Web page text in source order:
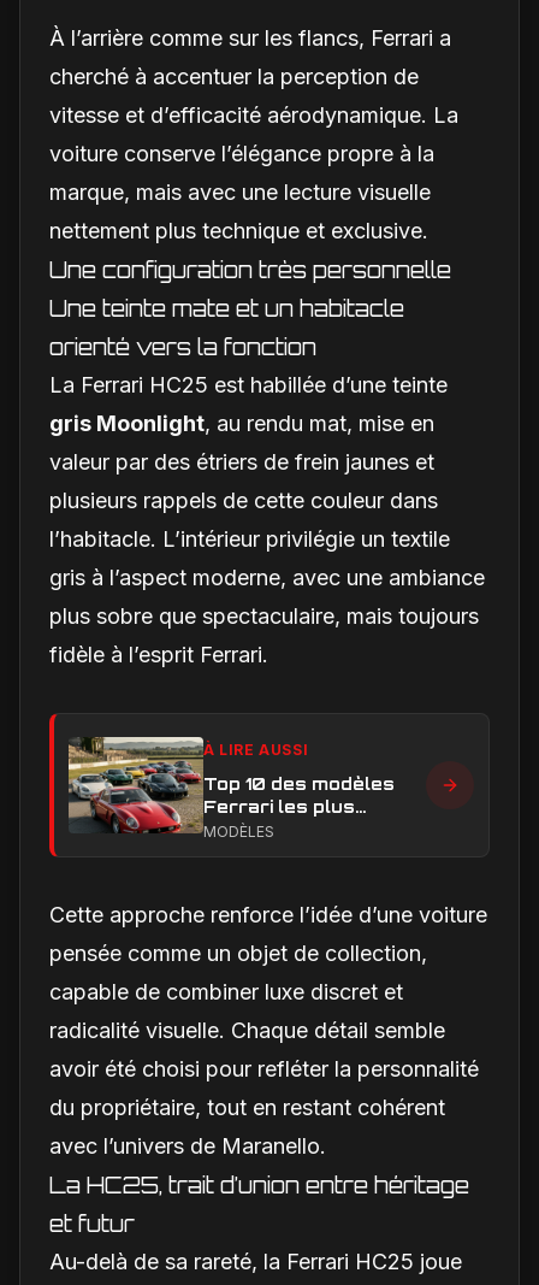
À l’arrière comme sur les flancs, Ferrari a
cherché à accentuer la perception de
vitesse et d’efficacité aérodynamique. La
voiture conserve l’élégance propre à la
marque, mais avec une lecture visuelle
nettement plus technique et exclusive.
Une configuration très personnelle
Une teinte mate et un habitacle
orienté vers la fonction
La Ferrari HC25 est habillée d’une teinte
gris Moonlight, au rendu mat, mise en
valeur par des étriers de frein jaunes et
plusieurs rappels de cette couleur dans
l’habitacle. L’intérieur privilégie un textile
gris à l’aspect moderne, avec une ambiance
plus sobre que spectaculaire, mais toujours
fidèle à l’esprit Ferrari.
À LIRE AUSSI
Top 10 des modèles
Ferrari les plus
emblématiques : les
MODÈLES
Cette approche renforce l’idée d’une voiture
pensée comme un objet de collection,
capable de combiner luxe discret et
radicalité visuelle. Chaque détail semble
avoir été choisi pour refléter la personnalité
du propriétaire, tout en restant cohérent
avec l’univers de Maranello.
La HC25, trait d’union entre héritage
et futur
Au-delà de sa rareté, la Ferrari HC25 joue